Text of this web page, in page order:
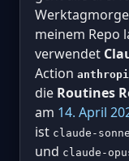
meinem Repo
verwendet
Action
die Routines
am 14. April
ist claude-
und claude-